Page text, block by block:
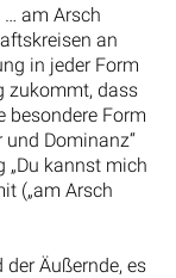
am Arsch
an
in jeder Form
zukommt, dass
besondere Form
Dominanz“
„Du kannst mich
(„am Arsch
Äußernde, es